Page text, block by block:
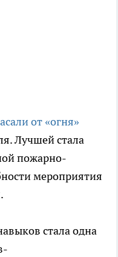
от «огня»
Лучшей стала
пожарно-
мероприятия
стала одна